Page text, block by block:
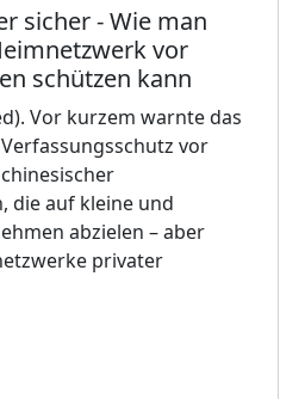
sicher - Wie man
vor
schützen kann
Vor kurzem warnte das
vor
die auf kleine und
abzielen – aber
privater